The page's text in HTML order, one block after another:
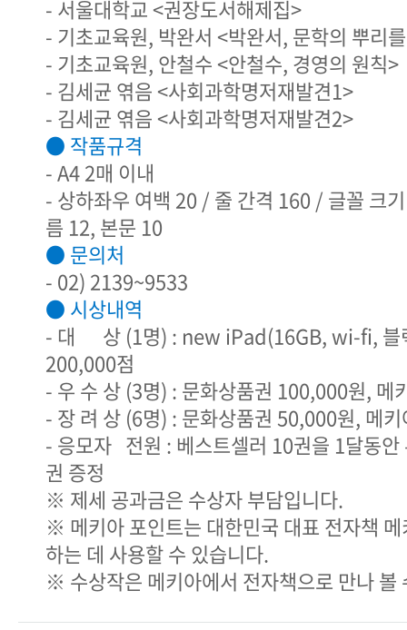
- 서울대학교 <권장도서해제집>
- 기초교육원, 박완서 <박완서, 문학의 뿌리
- 기초교육원, 안철수 <안철수, 경영의 원칙>
- 김세균 엮음 <사회과학명저재발견1>
- 김세균 엮음 <사회과학명저재발견2>
● 작품규격
- A4 2매 이내
- 상하좌우 여백 20 / 줄 간격 160 / 글꼴 크
름 12, 본문 10
● 문의처
- 02) 2139~9533
● 시상내역
- 대 상 (1명) : new iPad(16GB, wi-fi, 블
200,000점
- 우 수 상 (3명) : 문화상품권 100,000원, 메
- 장 려 상 (6명) : 문화상품권 50,000원, 메
- 응모자 전원 : 베스트셀러 10권을 1달동안
권 증정
※ 제세 공과금은 수상자 부담입니다.
※ 메키아 포인트는 대한민국 대표 전자책
하는 데 사용할 수 있습니다.
※ 수상작은 메키아에서 전자책으로 만나 볼